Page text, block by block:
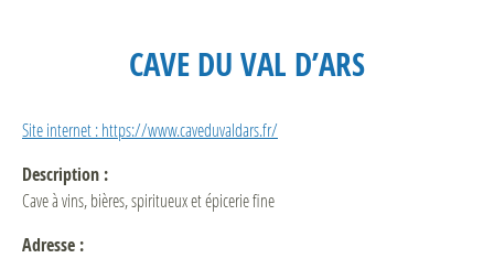
CAVE DU VAL D’ARS
Site internet : https://www.caveduvaldars.fr/
Description :
Cave à vins, bières, spiritueux et épicerie fine
Adresse :